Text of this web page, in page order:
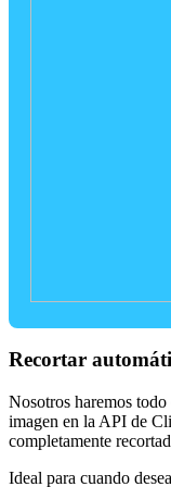
Recortar
Nosotros haremos
imagen en la API de
completamente
Ideal para cuando